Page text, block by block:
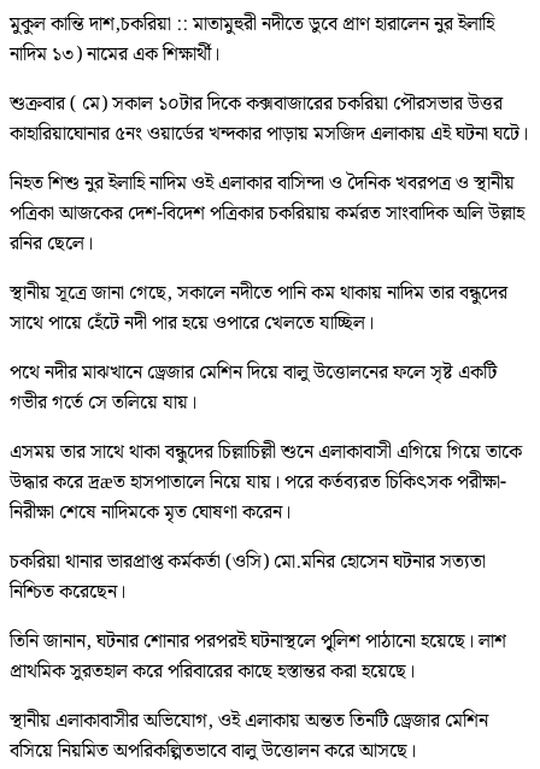
মুকুল কান্তি দাশ,চকরিয়া :: মাতামুহুরী নদীতে ডুবে প্রাণ হারালেন নুর ইলাহি
নাদিম ১৩) নামের এক শিক্ষার্থী।
শুক্রবার ( মে) সকাল ১০টার দিকে কক্সবাজারের চকরিয়া পৌরসভার উত্তর
কাহারিয়াঘোনার ৫নং ওয়ার্ডের খন্দকার পাড়ায় মসজিদ এলাকায় এই ঘটনা ঘটে।
নিহত শিশু নুর ইলাহি নাদিম ওই এলাকার বাসিন্দা ও দৈনিক খবরপত্র ও স্থানীয়
পত্রিকা আজকের দেশ-বিদেশ পত্রিকার চকরিয়ায় কর্মরত সাংবাদিক অলি উল্লাহ
রনির ছেলে।
স্থানীয় সূত্রে জানা গেছে, সকালে নদীতে পানি কম থাকায় নাদিম তার বন্ধুদের
সাথে পায়ে হেঁটে নদী পার হয়ে ওপারে খেলতে যাচ্ছিল।
পথে নদীর মাঝখানে ড্রেজার মেশিন দিয়ে বালু উত্তোলনের ফলে সৃষ্ট একটি
গভীর গর্তে সে তলিয়ে যায়।
এসময় তার সাথে থাকা বন্ধুদের চিল্লাচিল্লী শুনে এলাকাবাসী এগিয়ে গিয়ে তাকে
উদ্ধার করে দ্রæত হাসপাতালে নিয়ে যায়। পরে কর্তব্যরত চিকিৎসক পরীক্ষা-
নিরীক্ষা শেষে নাদিমকে মৃত ঘোষণা করেন।
চকরিয়া থানার ভারপ্রাপ্ত কর্মকর্তা (ওসি) মো.মনির হোসেন ঘটনার সত্যতা
নিশ্চিত করেছেন।
তিনি জানান, ঘটনার শোনার পরপরই ঘটনাস্থলে পৃুলিশ পাঠানো হয়েছে। লাশ
প্রাথমিক সুরতহাল করে পরিবারের কাছে হস্তান্তর করা হয়েছে।
স্থানীয় এলাকাবাসীর অভিযোগ, ওই এলাকায় অন্তত তিনটি ড্রেজার মেশিন
বসিয়ে নিয়মিত অপরিকল্পিতভাবে বালু উত্তোলন করে আসছে।